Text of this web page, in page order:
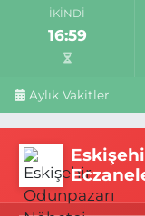
İKINDI
16:59
Aylık Vakitler